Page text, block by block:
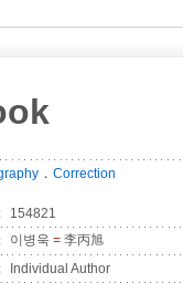
． Correction
154821
이병욱 = 李丙旭
Individual Author